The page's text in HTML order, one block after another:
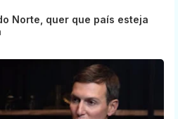
Norte, quer que país esteja